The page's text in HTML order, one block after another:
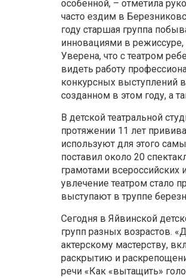
особенной, – отметила
часто ездим в
году старшая группа
инновациями в режиссуре,
Уверена, что с театром
видеть работу
конкурсных выступлений
созданном в этом году, а
В детской театральной
протяжении 11 лет
используют для этого
поставил около 20
грамотами всероссийских
увлечение театром стало
выступают в труппе
Сегодня в Яйвинской
групп разных возрастов.
актерскому мастерству,
раскрытию и
речи «Как «вытащить»